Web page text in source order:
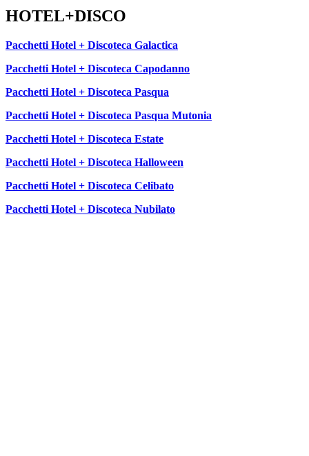
HOTEL+DISCO
Pacchetti Hotel + Discoteca Galactica
Pacchetti Hotel + Discoteca Capodanno
Pacchetti Hotel + Discoteca Pasqua
Pacchetti Hotel + Discoteca Pasqua Mutonia
Pacchetti Hotel + Discoteca Estate
Pacchetti Hotel + Discoteca Halloween
Pacchetti Hotel + Discoteca Celibato
Pacchetti Hotel + Discoteca Nubilato